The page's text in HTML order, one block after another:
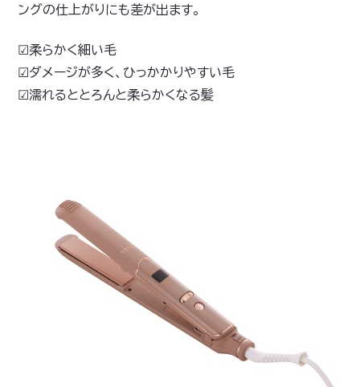
ングの仕上がりにも差が出ます。
☑柔らかく細い毛
☑ダメージが多く、ひっかかりやすい毛
☑濡れるととろんと柔らかくなる髪